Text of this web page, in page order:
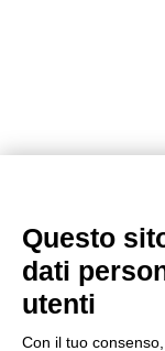
Questo
dati
utenti
Con il tuo